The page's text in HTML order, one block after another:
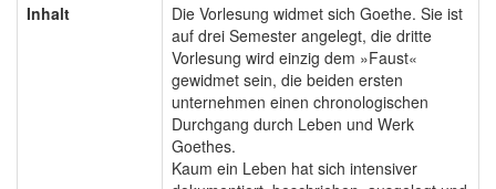
Inhalt
Die Vorlesung widmet sich Goethe. Sie ist
auf drei Semester angelegt, die dritte
Vorlesung wird einzig dem »Faust«
gewidmet sein, die beiden ersten
unternehmen einen chronologischen
Durchgang durch Leben und Werk
Goethes.
Kaum ein Leben hat sich intensiver